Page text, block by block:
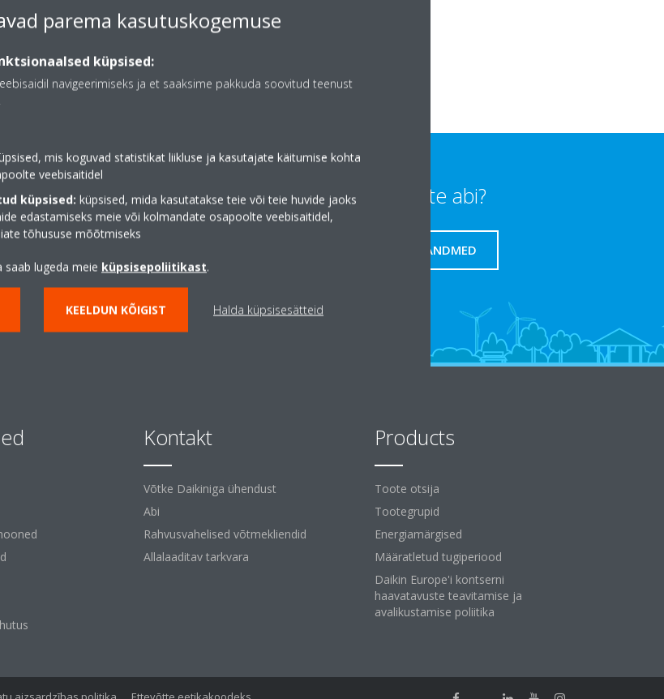
Kas vajate abi?
KONTAKTANDMED
Kontakt
Võtke Daikiniga ühendust
Abi
Rahvusvahelised võtmekliendid
Allalaaditav tarkvara
Products
Toote otsija
Tootegrupid
Energiamärgised
Määratletud tugiperiood
Daikin Europe'i kontserni
haavatavuste teavitamise ja
avalikustamise poliitika
parema kasutuskogemuse
küpsised:
navigeerimiseks ja et saaksime pakkuda soovitud teenust
mis koguvad statistikat liikluse ja kasutajate käitumise kohta
veebisaitidel
küpsised: küpsised, mida kasutatakse teie või teie huvide jaoks
edastamiseks meie või kolmandate osapoolte veebisaitidel,
tõhususe mõõtmiseks
saab lugeda meie küpsisepoliitikast.
KEELDUN KÕIGIST Halda küpsisesätteid